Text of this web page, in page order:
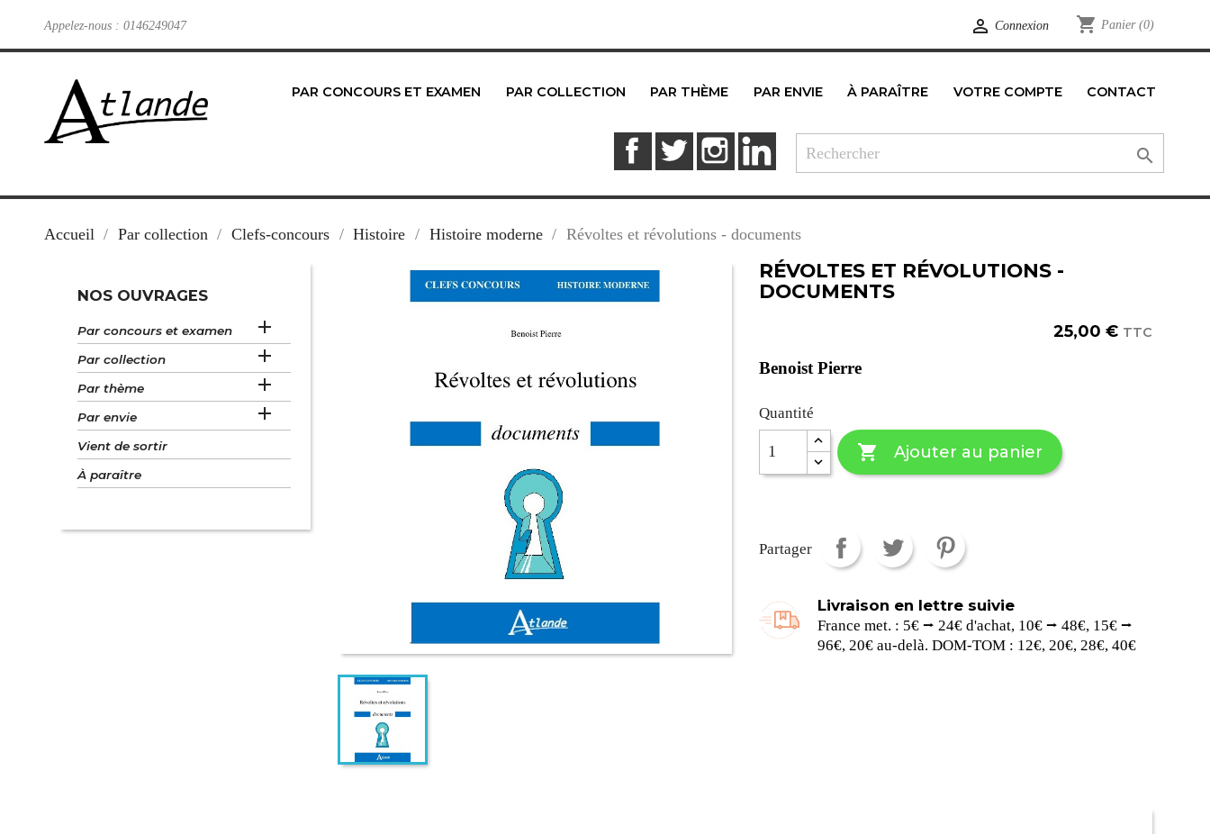
Appelez-nous : 0146249047  Connexion shopping_cart Panier (0)
PAR CONCOURS ET EXAMEN PAR COLLECTION PAR THÈME PAR ENVIE À PARAÎTRE VOTRE COMPTE CONTACT
FacebookTwitter Instagram

Accueil Par collection Clefs-concours Histoire Histoire moderne Révoltes et révolutions - documents
NOS OUVRAGES
Par concours et examen 
Par collection 
Par thème 
Par envie 
Vient de sortir
À paraître
RÉVOLTES ET RÉVOLUTIONS -
DOCUMENTS
25,00 € TTC
Benoist Pierre
Quantité
 Ajouter au panier
Partager
Livraison en lettre suivie
France met. : 5€ ⭢ 24€ d'achat, 10€ ⭢ 48€, 15€ ⭢
96€, 20€ au-delà. DOM-TOM : 12€, 20€, 28€, 40€